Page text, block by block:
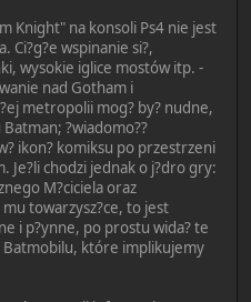
Knight" na konsoli Ps4 nie jest
Ci?g?e wspinanie si?,
wysokie iglice mostów itp. -
nad Gotham i
metropolii mog? by? nudne,
?wiadomo??
ikon? komiksu po przestrzeni
Je?li chodzi jednak o j?dro gry:
M?ciciela oraz
towarzysz?ce, to jest
i p?ynne, po prostu wida? te
Batmobilu, które implikujemy